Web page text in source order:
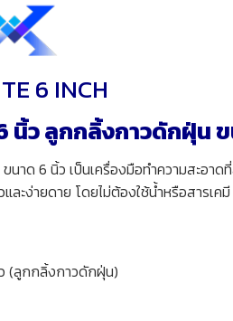
6 INCH
ว ลูกกลิ้งกาวดักฝุ่น
ขนาด 6 นิ้ว เป็นเครื่องมือทำความสะอา
ละง่ายดาย โดยไม่ต้องใช้น้ำหรือสารเคมี
(ลูกกลิ้งกาวดักฝุ่น)